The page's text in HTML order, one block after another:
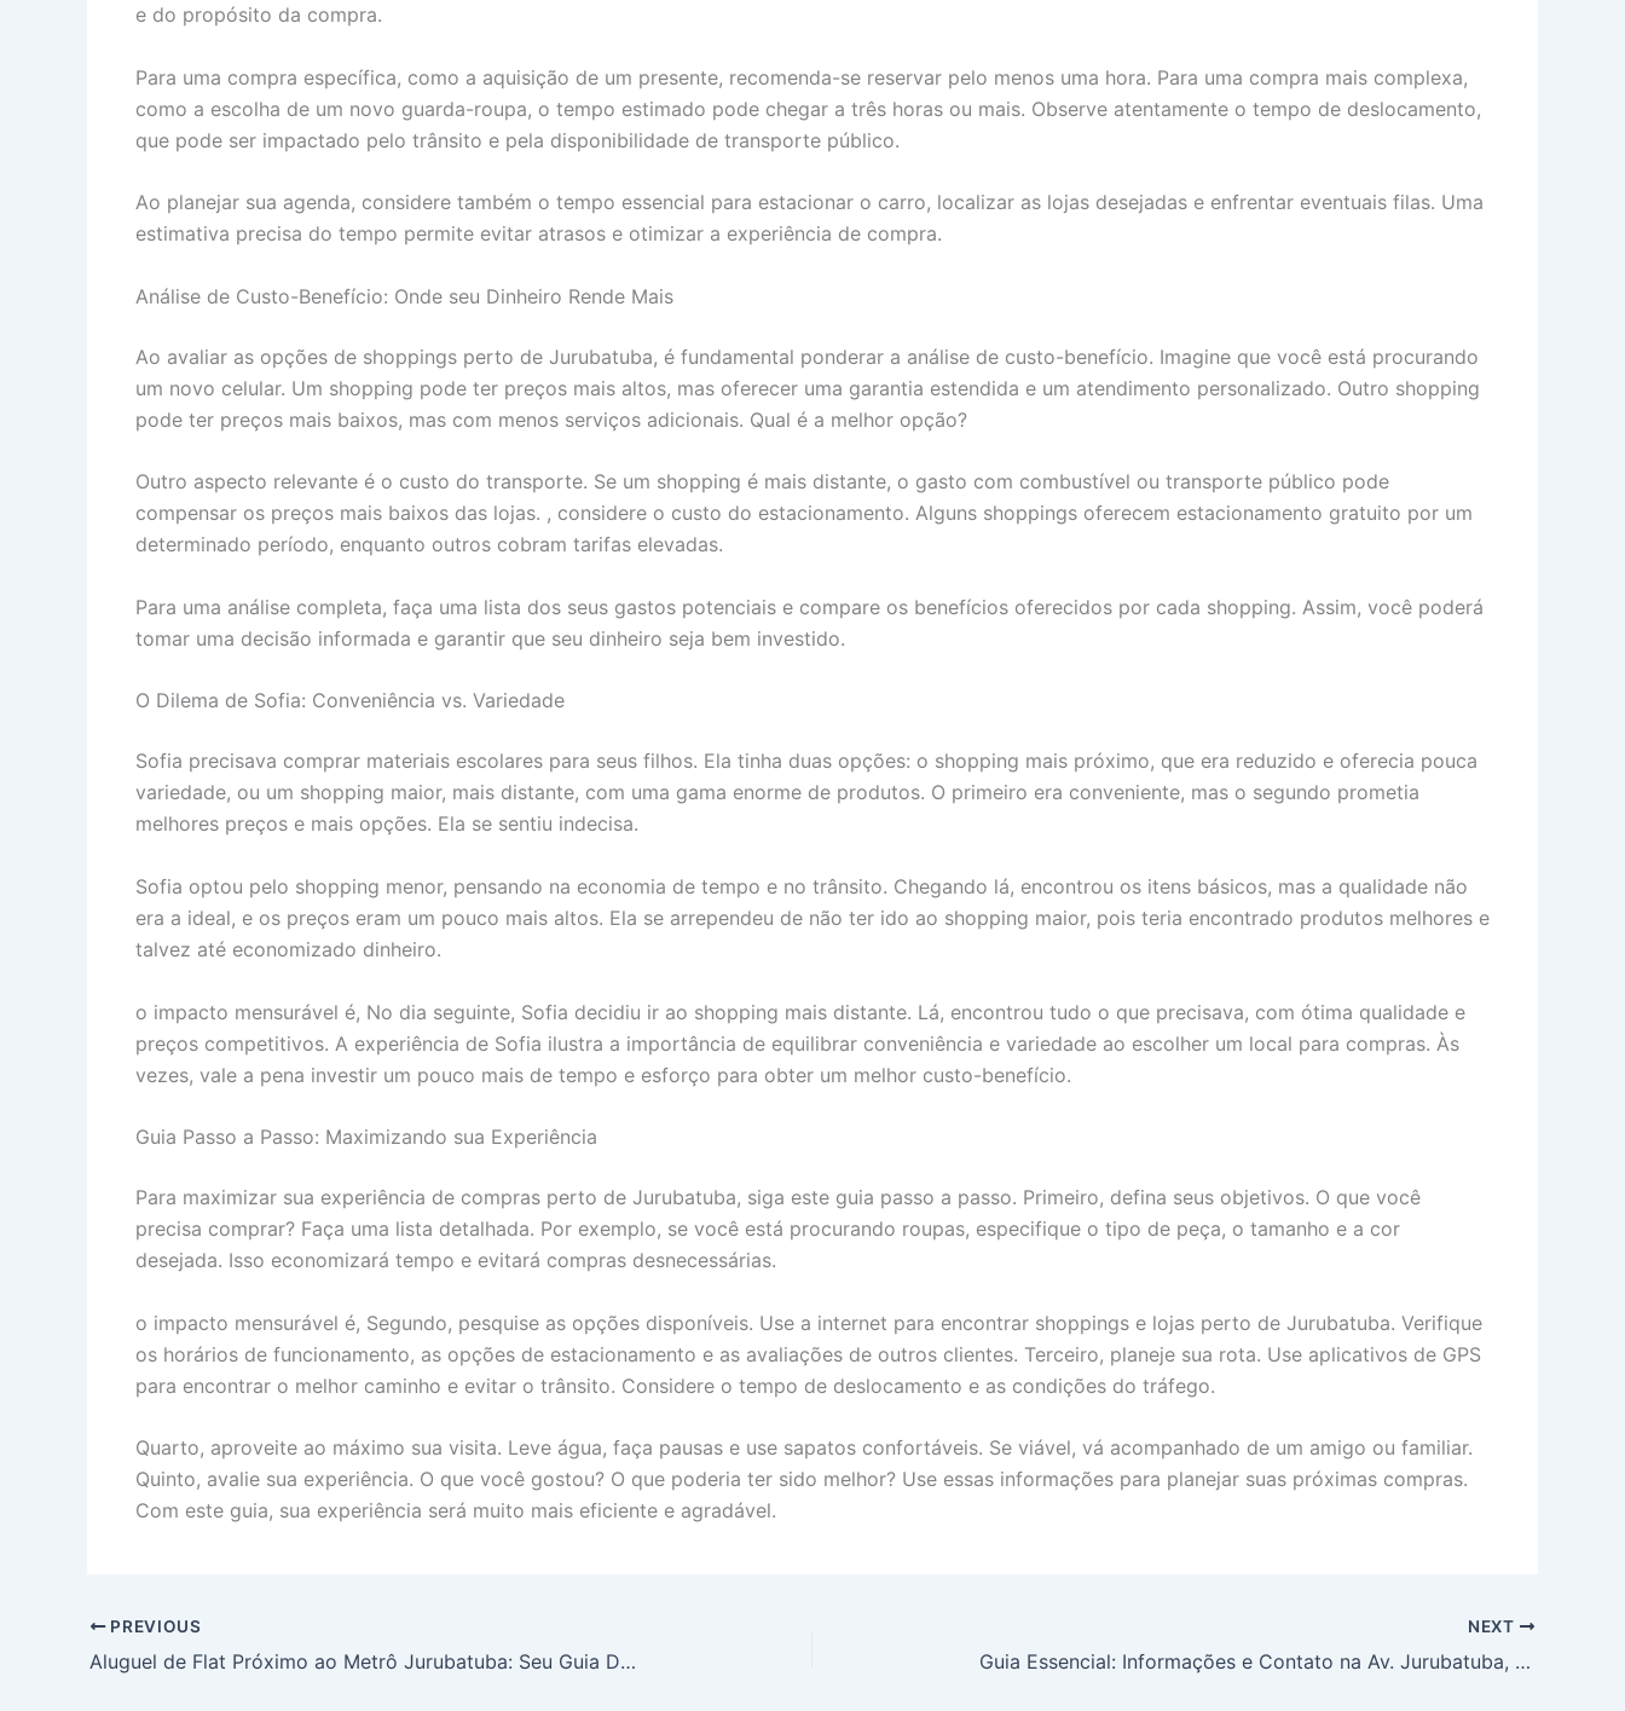
e do propósito da compra.
Para uma compra específica, como a aquisição de um presente, recomenda-se reservar pelo menos uma hora. Para uma compra mais complexa,
como a escolha de um novo guarda-roupa, o tempo estimado pode chegar a três horas ou mais. Observe atentamente o tempo de deslocamento,
que pode ser impactado pelo trânsito e pela disponibilidade de transporte público.
Ao planejar sua agenda, considere também o tempo essencial para estacionar o carro, localizar as lojas desejadas e enfrentar eventuais filas. Uma
estimativa precisa do tempo permite evitar atrasos e otimizar a experiência de compra.
Análise de Custo-Benefício: Onde seu Dinheiro Rende Mais
Ao avaliar as opções de shoppings perto de Jurubatuba, é fundamental ponderar a análise de custo-benefício. Imagine que você está procurando
um novo celular. Um shopping pode ter preços mais altos, mas oferecer uma garantia estendida e um atendimento personalizado. Outro shopping
pode ter preços mais baixos, mas com menos serviços adicionais. Qual é a melhor opção?
Outro aspecto relevante é o custo do transporte. Se um shopping é mais distante, o gasto com combustível ou transporte público pode
compensar os preços mais baixos das lojas. , considere o custo do estacionamento. Alguns shoppings oferecem estacionamento gratuito por um
determinado período, enquanto outros cobram tarifas elevadas.
Para uma análise completa, faça uma lista dos seus gastos potenciais e compare os benefícios oferecidos por cada shopping. Assim, você poderá
tomar uma decisão informada e garantir que seu dinheiro seja bem investido.
O Dilema de Sofia: Conveniência vs. Variedade
Sofia precisava comprar materiais escolares para seus filhos. Ela tinha duas opções: o shopping mais próximo, que era reduzido e oferecia pouca
variedade, ou um shopping maior, mais distante, com uma gama enorme de produtos. O primeiro era conveniente, mas o segundo prometia
melhores preços e mais opções. Ela se sentiu indecisa.
Sofia optou pelo shopping menor, pensando na economia de tempo e no trânsito. Chegando lá, encontrou os itens básicos, mas a qualidade não
era a ideal, e os preços eram um pouco mais altos. Ela se arrependeu de não ter ido ao shopping maior, pois teria encontrado produtos melhores e
talvez até economizado dinheiro.
o impacto mensurável é, No dia seguinte, Sofia decidiu ir ao shopping mais distante. Lá, encontrou tudo o que precisava, com ótima qualidade e
preços competitivos. A experiência de Sofia ilustra a importância de equilibrar conveniência e variedade ao escolher um local para compras. Às
vezes, vale a pena investir um pouco mais de tempo e esforço para obter um melhor custo-benefício.
Guia Passo a Passo: Maximizando sua Experiência
Para maximizar sua experiência de compras perto de Jurubatuba, siga este guia passo a passo. Primeiro, defina seus objetivos. O que você
precisa comprar? Faça uma lista detalhada. Por exemplo, se você está procurando roupas, especifique o tipo de peça, o tamanho e a cor
desejada. Isso economizará tempo e evitará compras desnecessárias.
o impacto mensurável é, Segundo, pesquise as opções disponíveis. Use a internet para encontrar shoppings e lojas perto de Jurubatuba. Verifique
os horários de funcionamento, as opções de estacionamento e as avaliações de outros clientes. Terceiro, planeje sua rota. Use aplicativos de GPS
para encontrar o melhor caminho e evitar o trânsito. Considere o tempo de deslocamento e as condições do tráfego.
Quarto, aproveite ao máximo sua visita. Leve água, faça pausas e use sapatos confortáveis. Se viável, vá acompanhado de um amigo ou familiar.
Quinto, avalie sua experiência. O que você gostou? O que poderia ter sido melhor? Use essas informações para planejar suas próximas compras.
Com este guia, sua experiência será muito mais eficiente e agradável.
PREVIOUS
Aluguel de Flat Próximo ao Metrô Jurubatuba: Seu Guia Definitivo
NEXT
Guia Essencial: Informações e Contato na Av. Jurubatuba, SBC